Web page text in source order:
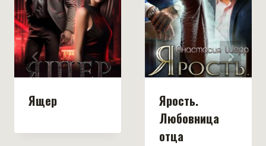
Ящер
Ярость.
Любовница
отца